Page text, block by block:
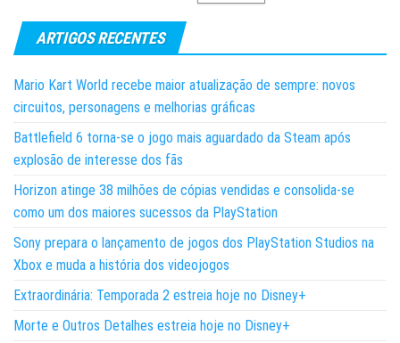
ARTIGOS RECENTES
Mario Kart World recebe maior atualização de sempre: novos
circuitos, personagens e melhorias gráficas
Battlefield 6 torna-se o jogo mais aguardado da Steam após
explosão de interesse dos fãs
Horizon atinge 38 milhões de cópias vendidas e consolida-se
como um dos maiores sucessos da PlayStation
Sony prepara o lançamento de jogos dos PlayStation Studios na
Xbox e muda a história dos videojogos
Extraordinária: Temporada 2 estreia hoje no Disney+
Morte e Outros Detalhes estreia hoje no Disney+